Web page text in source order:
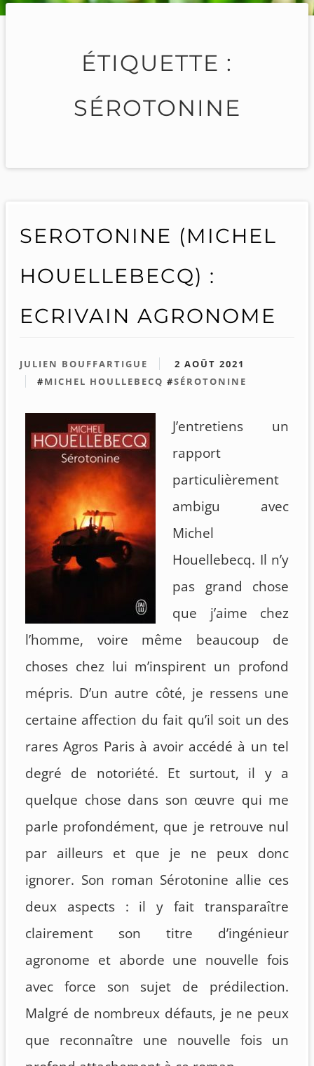
ÉTIQUETTE :
SÉROTONINE
SEROTONINE (MICHEL
HOUELLEBECQ) :
ECRIVAIN AGRONOME
JULIEN BOUFFARTIGUE
2 AOÛT 2021
#MICHEL HOULLEBECQ #SÉROTONINE
J’entretiens un
rapport
particulièrement
ambigu avec
Michel
Houellebecq. Il n’y
pas grand chose
que j’aime chez
l’homme, voire même beaucoup de
choses chez lui m’inspirent un profond
mépris. D’un autre côté, je ressens une
certaine affection du fait qu’il soit un des
rares Agros Paris à avoir accédé à un tel
degré de notoriété. Et surtout, il y a
quelque chose dans son œuvre qui me
parle profondément, que je retrouve nul
par ailleurs et que je ne peux donc
ignorer. Son roman Sérotonine allie ces
deux aspects : il y fait transparaître
clairement son titre d’ingénieur
agronome et aborde une nouvelle fois
avec force son sujet de prédilection.
Malgré de nombreux défauts, je ne peux
que reconnaître une nouvelle fois un